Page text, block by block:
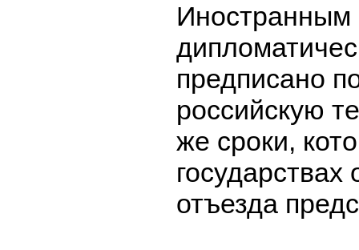
Иностранным
предписано
российскую
же сроки,
государствах
отъезда